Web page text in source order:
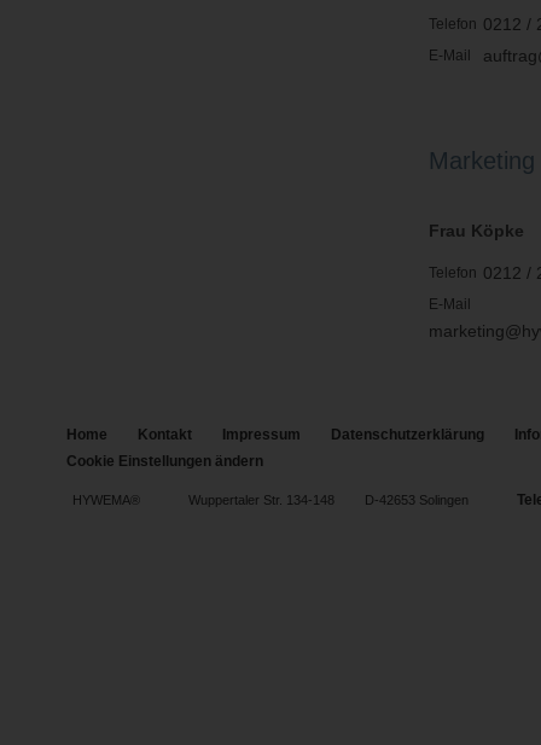
Telefon 0212 /
E-Mail
Marketing
Frau Köpke
Telefon 0212 /
E-Mail
Home Kontakt Impressum Datenschutzerklärung
Cookie Einstellungen ändern
HYWEMA® Wuppertaler Str. 134-148 D-42653 Solingen